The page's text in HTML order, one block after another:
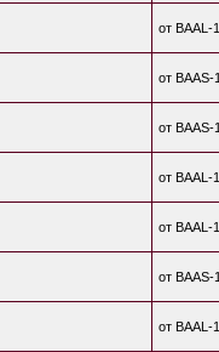
от BAAL-
от BAAS-
от BAAS-
от BAAL-
от BAAL-
от BAAS-
от BAAL-